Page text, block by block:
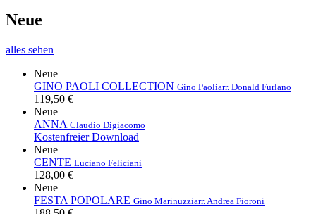
Neue
alles sehen
Neue
GINO PAOLI COLLECTION Gino Paoliarr. Donald Furlano
119,50 €
Neue
ANNA Claudio Digiacomo
Kostenfreier Download
Neue
CENTE Luciano Feliciani
128,00 €
Neue
FESTA POPOLARE Gino Marinuzziarr. Andrea Fioroni